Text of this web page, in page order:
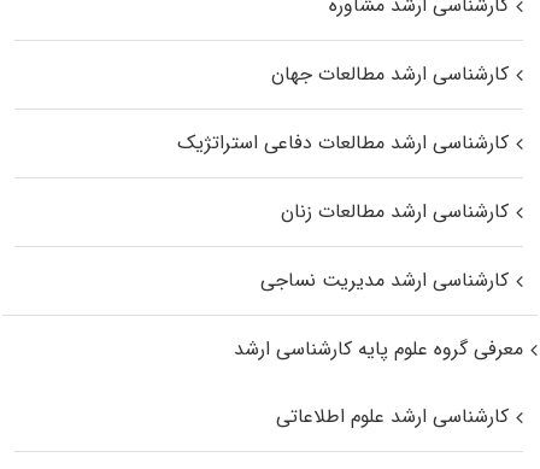
کارشناسی ارشد مطالعات جهان
کارشناسی ارشد مطالعات دفاعی استراتژیک
کارشناسی ارشد مطالعات زنان
کارشناسی ارشد مدیریت نساجی
معرفی گروه علوم پایه کارشناسی ارشد
کارشناسی ارشد علوم اطلاعاتی